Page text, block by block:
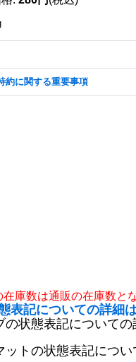
約に関する重要事項
庫数は通販の在庫数と
表記についての詳細
の状態表記についての
ットの状態表記につい